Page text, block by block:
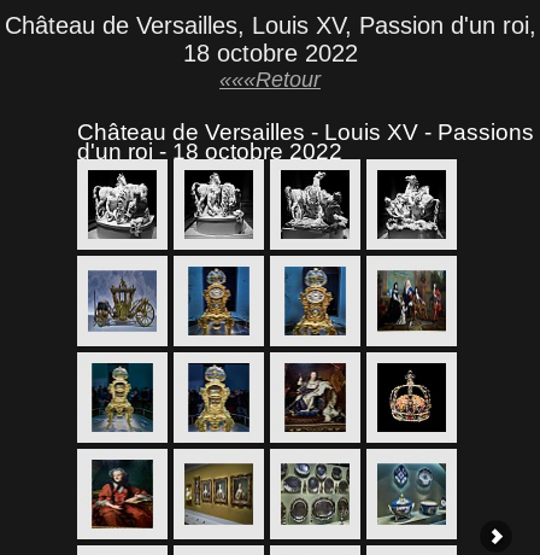
Château de Versailles, Louis XV, Passion d'un roi,
18 octobre 2022
«««Retour
Château de Versailles - Louis XV - Passions
d'un roi - 18 octobre 2022